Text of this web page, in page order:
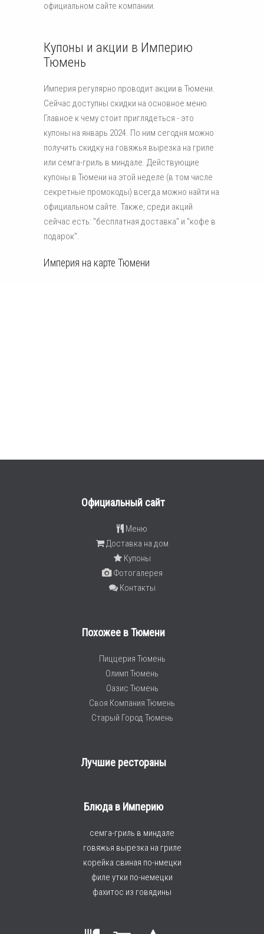
официальном сайте компании.
Купоны и акции в Империю
Тюмень
Империя регулярно проводит акции в Тюмени.
Сейчас доступны скидки на основное меню.
Главное к чему стоит приглядеться - это
купоны на январь 2024. По ним сегодня можно
получить скидку на говяжья вырезка на гриле
или семга-гриль в миндале. Действующие
купоны в Тюмени на этой неделе (в том числе
секретные промокоды) всегда можно найти на
официальном сайте. Также, среди акций
сейчас есть: "бесплатная доставка" и "кофе в
подарок".
Империя на карте Тюмени
Официальный сайт
Меню
Доставка на дом
Купоны
Фотогалерея
Контакты
Похожее в Тюмени
Пиццерия Тюмень
Олимп Тюмень
Оазис Тюмень
Своя Компания Тюмень
Старый Город Тюмень
Лучшие рестораны
Блюда в Империю
семга-гриль в миндале
говяжья вырезка на гриле
корейка свиная по-нмецки
филе утки по-немецки
фахитос из говядины